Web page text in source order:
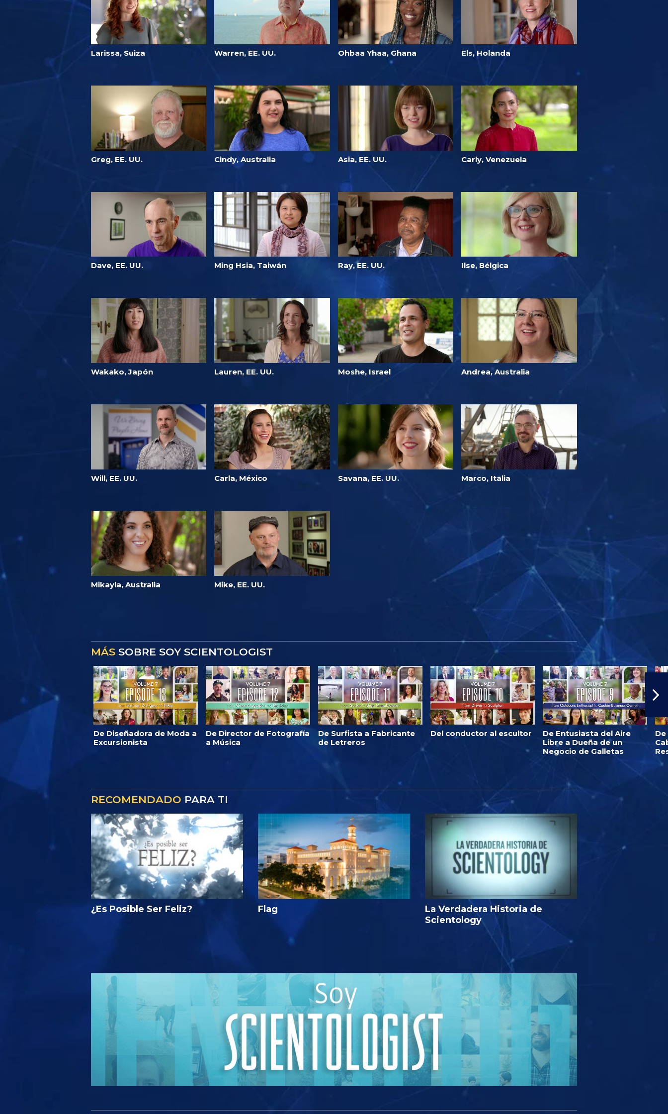
Larissa, Suiza Warren, EE. UU. Ohbaa Yhaa, Ghana Els, Holanda
Greg, EE. UU. Cindy, Australia Asia, EE. UU. Carly, Venezuela
Dave, EE. UU. Ming Hsia, Taiwán Ray, EE. UU. Ilse, Bélgica
Wakako, Japón Lauren, EE. UU. Moshe, Israel Andrea, Australia
Will, EE. UU. Carla, México Savana, EE. UU. Marco, Italia
Mikayla, Australia Mike, EE. UU.
MÁS SOBRE SOY SCIENTOLOGIST
De Diseñadora de Moda a
Excursionista
De Director de Fotografía
a Música
De Surfista a Fabricante
de Letreros
Del conductor al escultor
De Entusiasta del Aire
Libre a Dueña de un
Negocio de Galletas
RECOMENDADO PARA TI
¿Es Posible Ser Feliz? Flag
La Verdadera Historia de
Scientology